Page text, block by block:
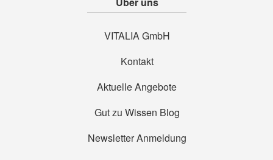
VITALIA GmbH
Kontakt
Aktuelle Angebote
Gut zu Wissen Blog
Newsletter Anmeldung